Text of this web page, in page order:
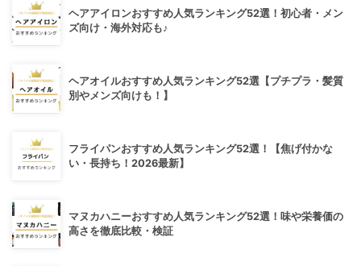
ヘアアイロンおすすめ人気ランキング52選！初心者・メン
ズ向け・海外対応も♪
ヘアオイルおすすめ人気ランキング52選【プチプラ・髪質
別やメンズ向けも！】
フライパンおすすめ人気ランキング52選！【焦げ付かな
い・長持ち！2026最新】
マヌカハニーおすすめ人気ランキング52選！味や栄養価の
高さを徹底比較・検証